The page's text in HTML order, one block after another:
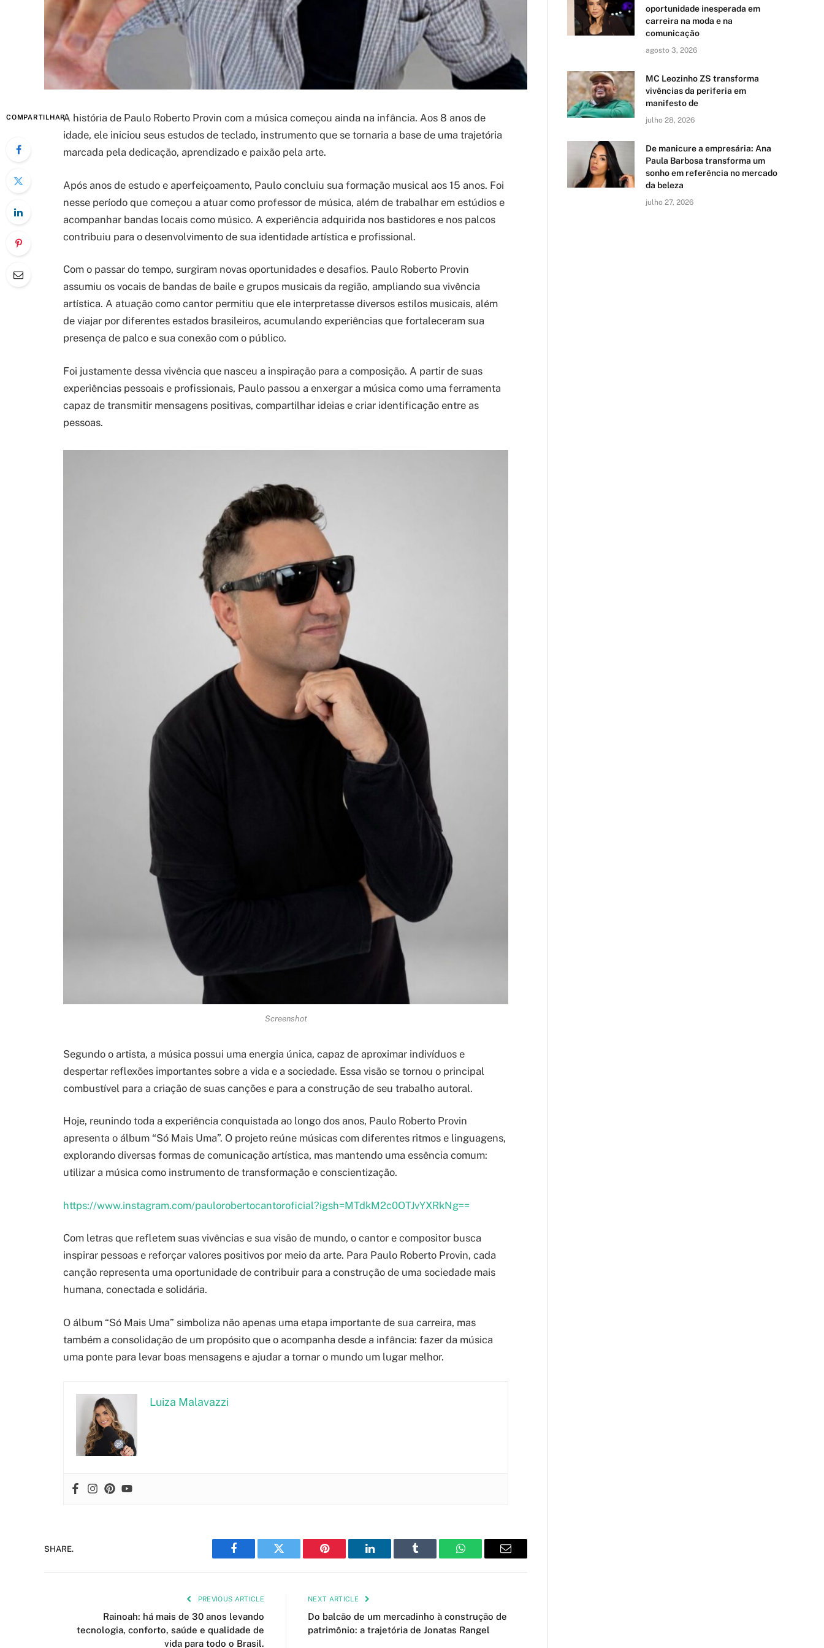
COMPARTILHARA história de Paulo Roberto Provin com a música começou ainda na infância. Aos 8 anos de
idade, ele iniciou seus estudos de teclado, instrumento que se tornaria a base de uma trajetória
marcada pela dedicação, aprendizado e paixão pela arte.
Após anos de estudo e aperfeiçoamento, Paulo concluiu sua formação musical aos 15 anos. Foi
nesse período que começou a atuar como professor de música, além de trabalhar em estúdios e
acompanhar bandas locais como músico. A experiência adquirida nos bastidores e nos palcos
contribuiu para o desenvolvimento de sua identidade artística e profissional.
Com o passar do tempo, surgiram novas oportunidades e desafios. Paulo Roberto Provin
assumiu os vocais de bandas de baile e grupos musicais da região, ampliando sua vivência
artística. A atuação como cantor permitiu que ele interpretasse diversos estilos musicais, além
de viajar por diferentes estados brasileiros, acumulando experiências que fortaleceram sua
presença de palco e sua conexão com o público.
Foi justamente dessa vivência que nasceu a inspiração para a composição. A partir de suas
experiências pessoais e profissionais, Paulo passou a enxergar a música como uma ferramenta
capaz de transmitir mensagens positivas, compartilhar ideias e criar identificação entre as
pessoas.
Screenshot
Segundo o artista, a música possui uma energia única, capaz de aproximar indivíduos e
despertar reflexões importantes sobre a vida e a sociedade. Essa visão se tornou o principal
combustível para a criação de suas canções e para a construção de seu trabalho autoral.
Hoje, reunindo toda a experiência conquistada ao longo dos anos, Paulo Roberto Provin
apresenta o álbum “Só Mais Uma”. O projeto reúne músicas com diferentes ritmos e linguagens,
explorando diversas formas de comunicação artística, mas mantendo uma essência comum:
utilizar a música como instrumento de transformação e conscientização.
https://www.instagram.com/paulorobertocantoroficial?igsh=MTdkM2c0OTJvYXRkNg==
Com letras que refletem suas vivências e sua visão de mundo, o cantor e compositor busca
inspirar pessoas e reforçar valores positivos por meio da arte. Para Paulo Roberto Provin, cada
canção representa uma oportunidade de contribuir para a construção de uma sociedade mais
humana, conectada e solidária.
O álbum “Só Mais Uma” simboliza não apenas uma etapa importante de sua carreira, mas
também a consolidação de um propósito que o acompanha desde a infância: fazer da música
uma ponte para levar boas mensagens e ajudar a tornar o mundo um lugar melhor.
Luiza Malavazzi
SHARE.
Facebook Twitter Pinterest LinkedIn Tumblr WhatsAppEmail
PREVIOUS ARTICLE
Rainoah: há mais de 30 anos levando
tecnologia, conforto, saúde e qualidade de
vida para todo o Brasil.
NEXT ARTICLE
Do balcão de um mercadinho à construção de
patrimônio: a trajetória de Jonatas Rangel
oportunidade inesperada em
carreira na moda e na
comunicação
agosto 3, 2026
MC Leozinho ZS transforma
vivências da periferia em
manifesto de
julho 28, 2026
De manicure a empresária: Ana
Paula Barbosa transforma um
sonho em referência no mercado
da beleza
julho 27, 2026